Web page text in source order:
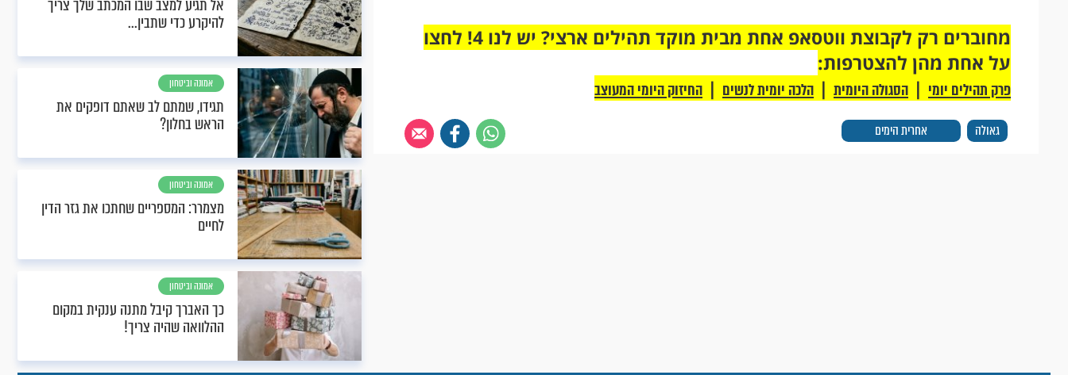
גאולה אחרית הימים
מחוברים רק לקבוצת ווטסאפ אחת מבית מוקד תהילים ארצי? יש לנו 4! לחצו
על אחת מהן להצטרפות:
פרק תהילים יומי | הסגולה היומית | הלכה יומית לנשים | החיזוק היומי המעוצב
אל תגיע למצב שבו המכתב שלך צריך
להיקרע כדי שתבין...
אמונה וביטחון
תגידו, שמתם לב שאתם דופקים את
הראש בחלון?
אמונה וביטחון
מצמרר: המספריים שחתכו את גזר הדין
לחיים
אמונה וביטחון
כך האברך קיבל מתנה ענקית במקום
ההלוואה שהיה צריך!